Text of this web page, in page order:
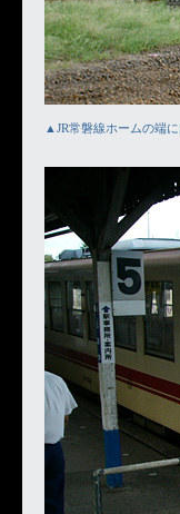
▲JR常磐線ホームの端